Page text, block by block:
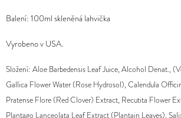
Balení: 100ml skleněná lahvička
Vyrobeno v USA.
Složení: Aloe Barbedensis Leaf Juice, Alcohol Denat.,
Gallica Flower Water (Rose Hydrosol), Calendula
Pratense Flore (Red Clover) Extract, Recutita Flower
Plantago Lanceolata Leaf Extract (Plantain Leaves),